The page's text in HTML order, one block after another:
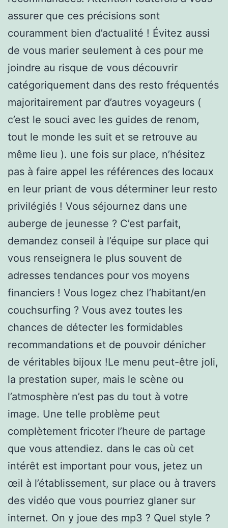
assurer que ces précisions sont
couramment bien d’actualité ! Évitez aussi
de vous marier seulement à ces pour me
joindre au risque de vous découvrir
catégoriquement dans des resto fréquentés
majoritairement par d’autres voyageurs (
c’est le souci avec les guides de renom,
tout le monde les suit et se retrouve au
même lieu ). une fois sur place, n’hésitez
pas à faire appel les références des locaux
en leur priant de vous déterminer leur resto
privilégiés ! Vous séjournez dans une
auberge de jeunesse ? C’est parfait,
demandez conseil à l’équipe sur place qui
vous renseignera le plus souvent de
adresses tendances pour vos moyens
financiers ! Vous logez chez l’habitant/en
couchsurfing ? Vous avez toutes les
chances de détecter les formidables
recommandations et de pouvoir dénicher
de véritables bijoux !Le menu peut-être joli,
la prestation super, mais le scène ou
l’atmosphère n’est pas du tout à votre
image. Une telle problème peut
complètement fricoter l’heure de partage
que vous attendiez. dans le cas où cet
intérêt est important pour vous, jetez un
œil à l’établissement, sur place ou à travers
des vidéo que vous pourriez glaner sur
internet. On y joue des mp3 ? Quel style ?